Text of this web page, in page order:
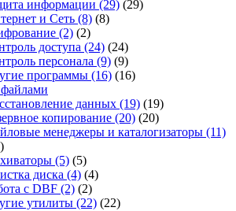
информации (29) (29)
и Сеть (8) (8)
(2) (2)
доступа (24) (24)
персонала (9) (9)
программы (16) (16)
файлами
данных (19) (19)
копирование (20) (20)
менеджеры и каталогизаторы (11)
(5) (5)
диска (4) (4)
с DBF (2) (2)
утилиты (22) (22)